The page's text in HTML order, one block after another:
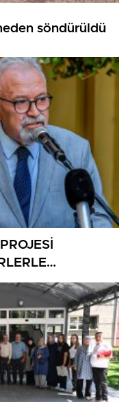
söndürüldü